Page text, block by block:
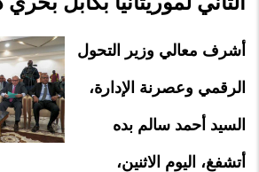
أشرف معالي وزير التحول
الرقمي وعصرنة الإدارة،
السيد أحمد سالم بده
أتشفغ، اليوم الاثنين،